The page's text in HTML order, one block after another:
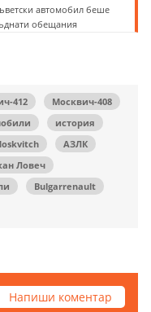
автомобил беше
обещания
412
Москвич-408
история
АЗЛК
Ловеч
Bulgarrenault
Напиши коментар